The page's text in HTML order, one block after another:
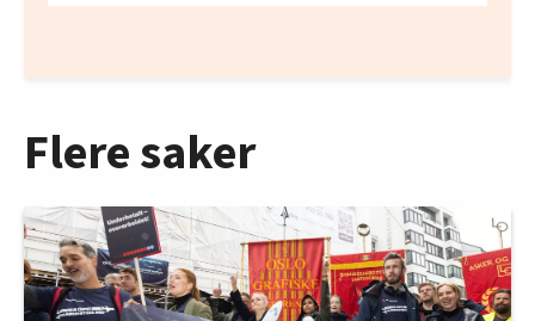
Flere saker